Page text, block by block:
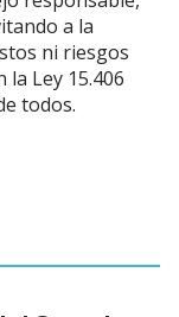
a la
ni riesgos
la Ley 15.406
todos.